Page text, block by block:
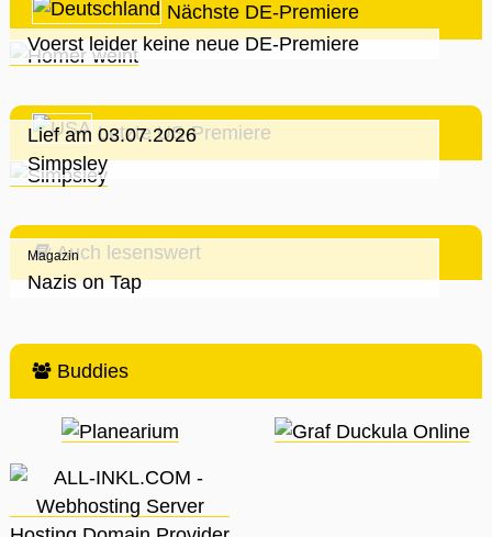
Nächste DE-Premiere
Voerst leider keine neue DE-Premiere
Letzte US-Premiere
Lief am 03.07.2026
Simpsley
Auch lesenswert
Magazin
Nazis on Tap
Buddies